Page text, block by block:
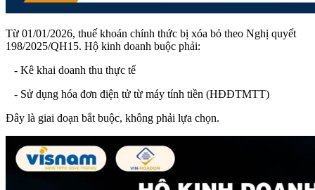
Từ 01/01/2026, thuế khoán chính thức bị xóa bỏ theo Nghị quyết
198/2025/QH15. Hộ kinh doanh buộc phải:
- Kê khai doanh thu thực tế
- Sử dụng hóa đơn điện tử từ máy tính tiền (HĐĐTMTT)
Đây là giai đoạn bắt buộc, không phải lựa chọn.